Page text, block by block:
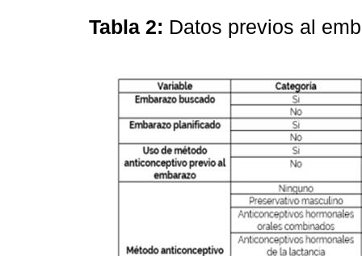
Tabla 2: Datos previos al